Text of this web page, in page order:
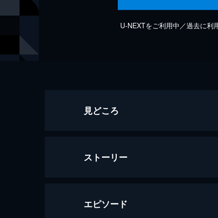
U-NEXTをご利用中／過去に利
見どころ
ストーリー
エピソード